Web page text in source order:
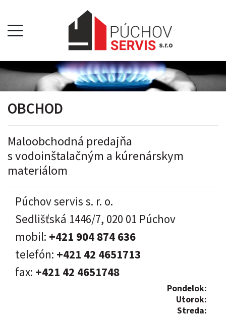
OBCHOD
Maloobchodná predajňa
s vodoinštalačným a kúrenárskym
materiálom
Púchov servis s. r. o.
Sedlišťská 1446/7, 020 01 Púchov
mobil: +421 904 874 636
telefón: +421 42 4651713
fax: +421 42 4651748
Pondelok:
Utorok:
Streda: